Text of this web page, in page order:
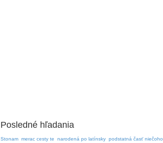
Posledné hľadania
Stonam merac cesty te narodená po latínsky podstatná časť niečoho